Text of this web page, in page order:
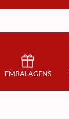
EMBALAGENS